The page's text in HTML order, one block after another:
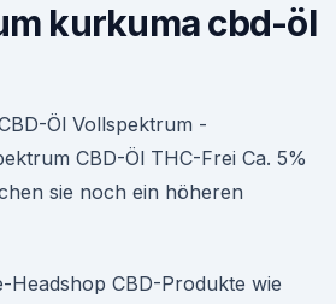
kurkuma cbd-öl
Öl Vollspektrum -
CBD-Öl THC-Frei Ca. 5%
sie noch ein höheren
Headshop CBD-Produkte wie